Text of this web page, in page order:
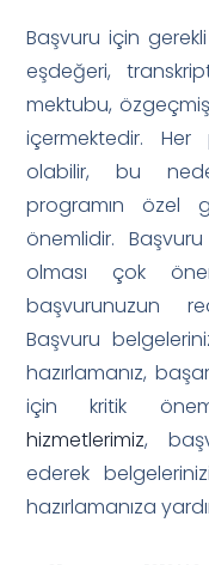
Başvuru için
eşdeğeri,
mektubu,
içermektedir. Her
olabilir, bu
programın özel
önemlidir.
olması çok
başvurunuzun
Başvuru
hazırlamanız,
için kritik
hizmetlerimiz,
ederek
hazırlamanıza